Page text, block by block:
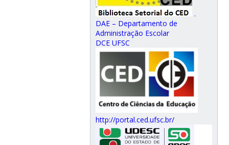
.
DAE – Departamento de
Administração Escolar
DCE UFSC
http://portal.ced.ufsc.br/